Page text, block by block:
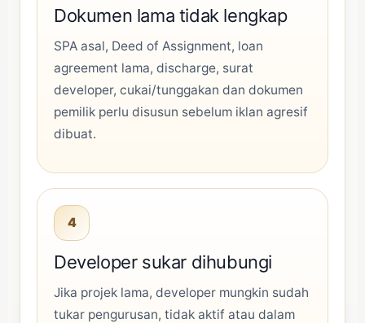
Dokumen lama tidak lengkap
SPA asal, Deed of Assignment, loan
agreement lama, discharge, surat
developer, cukai/tunggakan dan dokumen
pemilik perlu disusun sebelum iklan agresif
dibuat.
4
Developer sukar dihubungi
Jika projek lama, developer mungkin sudah
tukar pengurusan, tidak aktif atau dalam